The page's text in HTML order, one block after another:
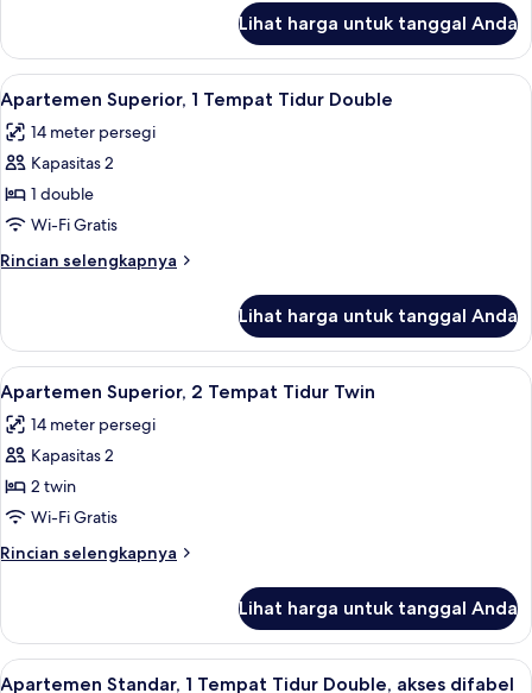
Kamar,
Beberapa
Tempat
Tidur
Lihat harga untuk tanggal Anda
Lihat
semua
foto
untuk
Apartemen
Superior,
1
Tempat
Double
Apartemen Superior, 1 Tempat
19
Apartemen Superior, 1 Tempat Tidur Double
14 meter persegi
Kapasitas 2
1 double
Wi-Fi Gratis
Rincian selengkapnya
Rincian
Apartemen
Superior,
1
Tempat
Tidur
Double
Lihat harga untuk tanggal Anda
Lihat
semua
foto
untuk
Apartemen
Superior,
2
Tempat
Twin
Apartemen Superior, 2 Tempat
16
Apartemen Superior, 2 Tempat Tidur Twin
14 meter persegi
Kapasitas 2
2 twin
Wi-Fi Gratis
Rincian selengkapnya
Rincian
Apartemen
Superior,
2
Lihat harga untuk tanggal Anda
Lihat
Apartemen Standar, 1 Tempat Tidur
10
Apartemen Standar, 1 Tempat Tidur Double, akses difabel